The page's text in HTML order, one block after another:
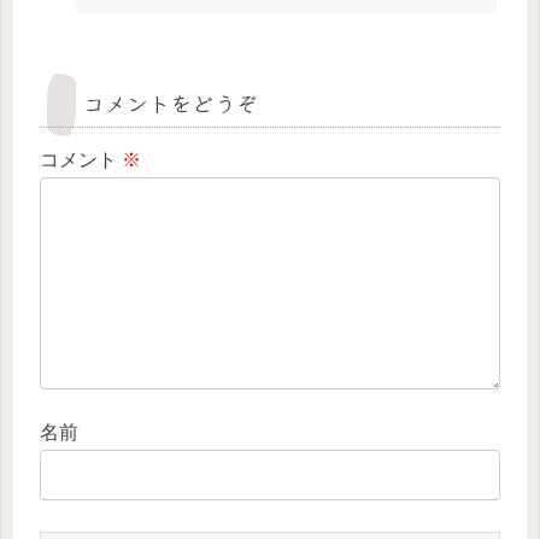
コメントをどうぞ
コメント ※
名前